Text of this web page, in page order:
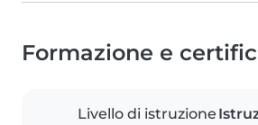
Formazione e
Livello di istruzione